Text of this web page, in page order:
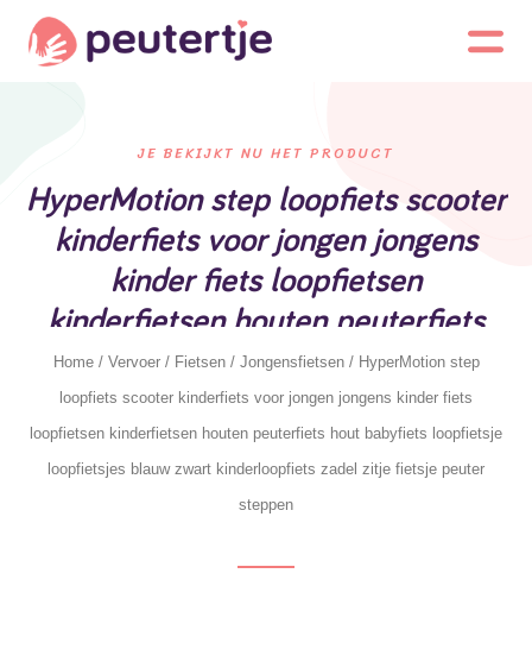
JE BEKIJKT NU HET PRODUCT
HyperMotion step loopfiets scooter
kinderfiets voor jongen jongens
kinder fiets loopfietsen
kinderfietsen houten peuterfiets
hout babyfiets loopfietsje
loopfietsjes blauw zwart
kinderloopfiets zadel zitje fietsje
peuter steppen
Home/ Vervoer/ Fietsen/ Jongensfietsen/ HyperMotion step
loopfiets scooter kinderfiets voor jongen jongens kinder fiets
loopfietsen kinderfietsen houten peuterfiets hout babyfiets loopfietsje
loopfietsjes blauw zwart kinderloopfiets zadel zitje fietsje peuter
steppen